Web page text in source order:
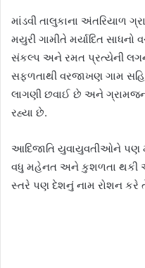
માંડવી તાલુકાના અંતરિયાળ
મયુરી ગામીતે મર્યાદિત
સંકલ્પ અને રમત પ્રત્યેની લગન
સફળતાથી વરજાખણ ગામ
લાગણી છવાઈ છે અને
રહ્યા છે.
આદિજાતિ યુવાયુવતીઓને પણ
વધુ મહેનત અને કુશળતા થકી
સ્તરે પણ દેશનું નામ રોશન કરે